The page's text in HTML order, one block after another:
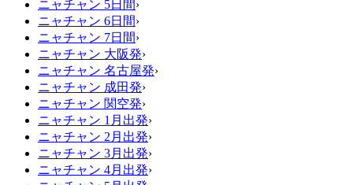
ニャチャン 5日間›
ニャチャン 6日間›
ニャチャン 7日間›
ニャチャン 大阪発›
ニャチャン 名古屋発›
ニャチャン 成田発›
ニャチャン 関空発›
ニャチャン 1月出発›
ニャチャン 2月出発›
ニャチャン 3月出発›
ニャチャン 4月出発›